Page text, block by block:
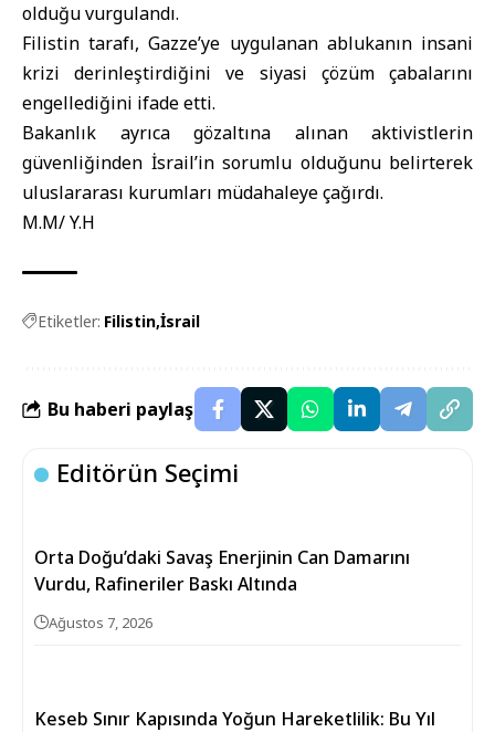
olduğu vurgulandı.
Filistin tarafı, Gazze’ye uygulanan ablukanın insani
krizi derinleştirdiğini ve siyasi çözüm çabalarını
engellediğini ifade etti.
Bakanlık ayrıca gözaltına alınan aktivistlerin
güvenliğinden İsrail’in sorumlu olduğunu belirterek
uluslararası kurumları müdahaleye çağırdı.
M.M/ Y.H
Etiketler: Filistin İsrail
Bu haberi paylaş
Editörün Seçimi
Orta Doğu’daki Savaş Enerjinin Can Damarını
Vurdu, Rafineriler Baskı Altında
Ağustos 7, 2026
Keseb Sınır Kapısında Yoğun Hareketlilik: Bu Yıl